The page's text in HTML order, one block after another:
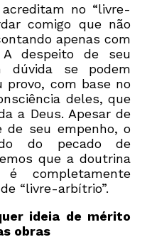
no “livre-
comigo que não
apenas com
A despeito de seu
dúvida se podem
provo, com base no
deles, que
a Deus. Apesar de
de seu empenho, o
do pecado de
que a doutrina
completamente
“livre-arbítrio”.
ideia de mérito
obras